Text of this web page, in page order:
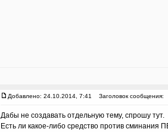
Добавлено: 24.10.2014, 7:41 Заголовок сообщения:
Дабы не создавать отдельную тему, спрошу тут.
Есть ли какое-либо средство против сминания